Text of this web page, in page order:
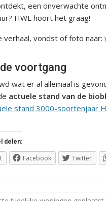
een onverwachte
HWL hoort het graag!
verhaal, vondst of foto naar:
voortgang
wat er al allemaal is
actuele stand van de
stand 3000-soortenjaar
delen:
Facebook Twitter